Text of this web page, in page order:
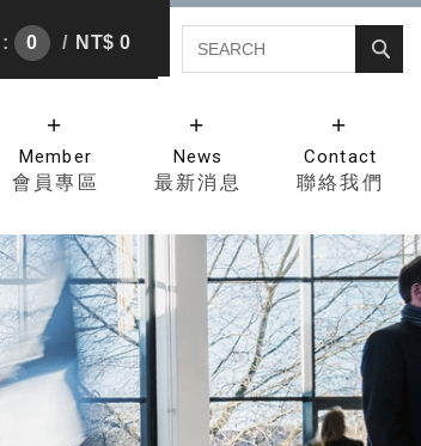
0 / NT$ 0
Member
會員專區
News
最新消息
Contact
聯絡我們